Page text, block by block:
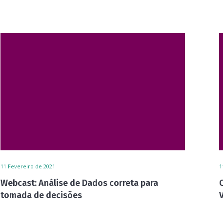
11 Fevereiro de 2021
Webcast: Análise de Dados correta para
tomada de decisões